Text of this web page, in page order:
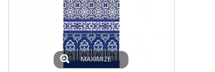
MAXIMIZE